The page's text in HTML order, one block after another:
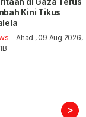
di Gaza Terus
Kini Tikus
- Ahad , 09 Aug 2026,
>